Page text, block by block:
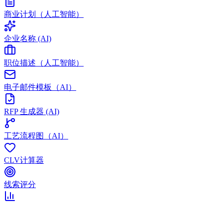
商业计划（人工智能）
企业名称 (AI)
职位描述（人工智能）
电子邮件模板（AI）
RFP 生成器 (AI)
工艺流程图（AI）
CLV计算器
线索评分